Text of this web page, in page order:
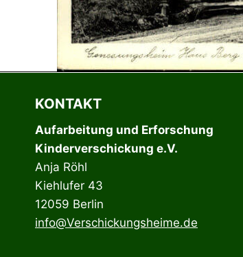
KONTAKT
Aufarbeitung und Erforschung
Kinderverschickung e.V.
Anja Röhl
Kiehlufer 43
12059 Berlin
info@Verschickungsheime.de